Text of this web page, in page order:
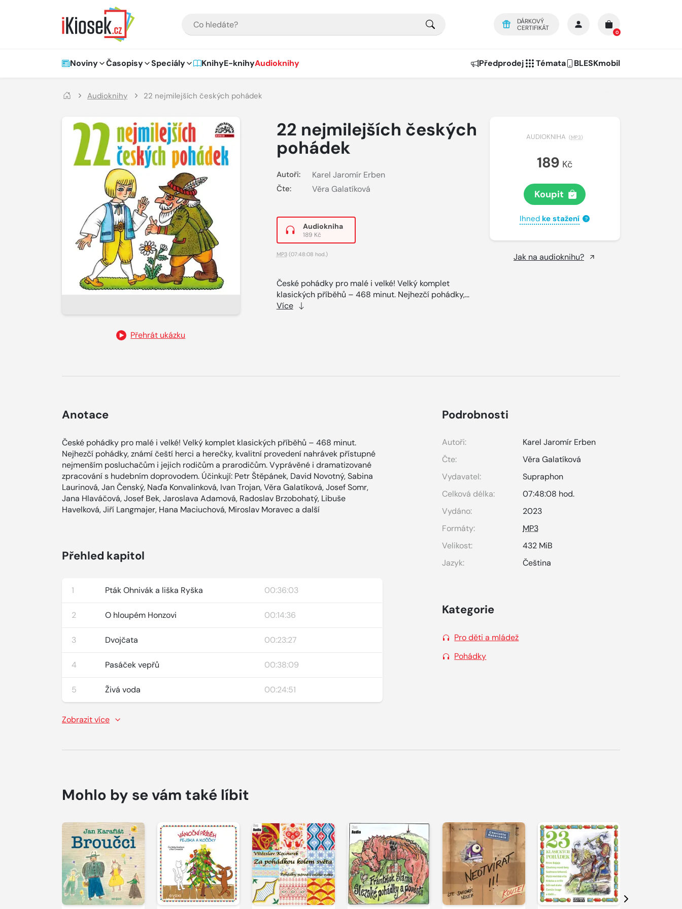
DÁRKOVÝ
CERTIFIKÁT
0
Hlavní navigace
Noviny Časopisy Speciály KnihyE-knihyAudioknihy Předprodej Témata BLESKmobil
Audioknihy 22 nejmilejších českých pohádek
Přehrát ukázku
22 nejmilejších českých
pohádek
Autoři: Karel Jaromír Erben
Čte: Věra Galatíková
Audiokniha
189 Kč
MP3(07:48:08 hod.)
České pohádky pro malé i velké! Velký komplet
klasických příběhů – 468 minut. Nejhezčí pohádky,...
Více
AUDIOKNIHA (MP3)
189 Kč
Koupit
Ihned ke stažení ?
Jak na audioknihu?
Anotace
České pohádky pro malé i velké! Velký komplet klasických příběhů – 468 minut.
Nejhezčí pohádky, známí čeští herci a herečky, kvalitní provedení nahrávek přístupné
nejmenším posluchačům i jejich rodičům a prarodičům. Vyprávěné i dramatizované
zpracování s hudebním doprovodem. Účinkují: Petr Štěpánek, David Novotný, Sabina
Laurinová, Jan Čenský, Naďa Konvalinková, Ivan Trojan, Věra Galatíková, Josef Somr,
Jana Hlaváčová, Josef Bek, Jaroslava Adamová, Radoslav Brzobohatý, Libuše
Havelková, Jiří Langmajer, Hana Maciuchová, Miroslav Moravec a další
Přehled kapitol
1 Pták Ohnivák a liška Ryška 00:36:03
2 O hloupém Honzovi 00:14:36
3 Dvojčata 00:23:27
4 Pasáček vepřů 00:38:09
5 Živá voda 00:24:51
Zobrazit více
Podrobnosti
Autoři:
Karel Jaromír Erben
Čte:
Věra Galatíková
Vydavatel:
Supraphon
Celková délka:
07:48:08 hod.
Vydáno:
2023
Formáty:
MP3
Velikost:
432 MiB
Jazyk:
Čeština
Kategorie
Pro děti a mládež
Pohádky
Mohlo by se vám také líbit
Přehrát
ukázku
Přehrát
ukázku
Přehrát
ukázku
Přehrát
ukázku
Přehrát
ukázku
Přehrát
ukázku
Další